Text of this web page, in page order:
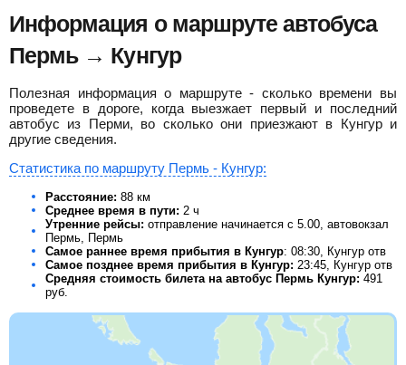
Информация о маршруте автобуса
Пермь → Кунгур
Полезная информация о маршруте - сколько времени вы
проведете в дороге, когда выезжает первый и последний
автобус из Перми, во сколько они приезжают в Кунгур и
другие сведения.
Статистика по маршруту Пермь - Кунгур:
Расстояние: 88 км
Среднее время в пути: 2 ч
Утренние рейсы: отправление начинается с 5.00, автовокзал
Пермь, Пермь
Самое раннее время прибытия в Кунгур: 08:30, Кунгур отв
Самое позднее время прибытия в Кунгур: 23:45, Кунгур отв
Средняя стоимость билета на автобус Пермь Кунгур: 491
руб.